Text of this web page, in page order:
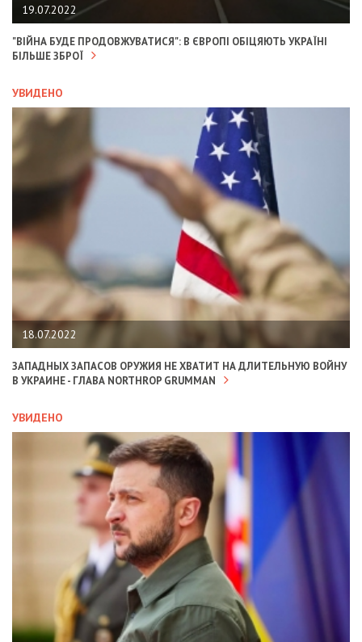
19.07.2022
"ВІЙНА БУДЕ ПРОДОВЖУВАТИСЯ": В ЄВРОПІ ОБІЦЯЮТЬ УКРАЇНІ
БІЛЬШЕ ЗБРОЇ
УВИДЕНО
18.07.2022
ЗАПАДНЫХ ЗАПАСОВ ОРУЖИЯ НЕ ХВАТИТ НА ДЛИТЕЛЬНУЮ ВОЙНУ
В УКРАИНЕ - ГЛАВА NORTHROP GRUMMAN
УВИДЕНО